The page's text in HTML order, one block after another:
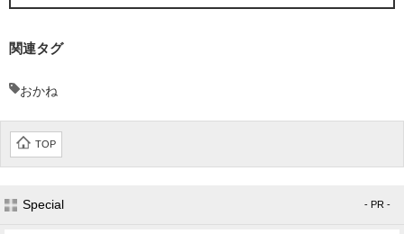
関連タグ
おかね
TOP
Special - PR -